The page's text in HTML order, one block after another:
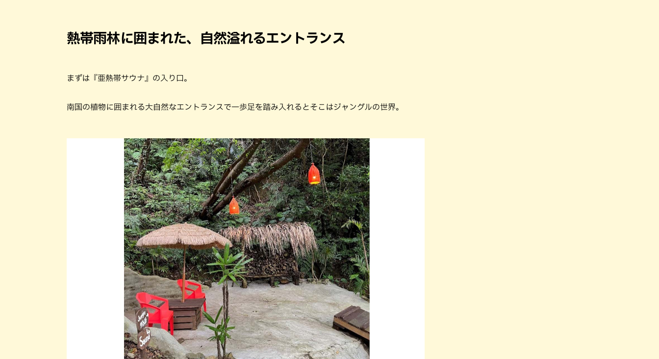
熱帯雨林に囲まれた、自然溢れるエントランス
まずは『亜熱帯サウナ』の入り口。
南国の植物に囲まれる大自然なエントランスで一歩足を踏み入れるとそこはジャングルの世界。